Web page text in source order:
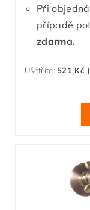
Při
případě
zdarma.
Ušetříte: 521 Kč